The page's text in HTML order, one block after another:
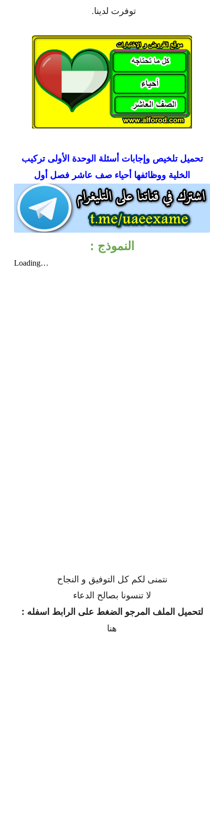
توفرت لدينا.
تحميلتلخيص وإجابات أسئلة الوحدة الأولى تركيب
الخلية ووظائفها أحياء صف عاشر فصل أول
النموذج :
نتمنى لكم كل التوفيق و النجاح
لا تنسونا بصالح الدعاء
لتحميل الملف المرجو الضغط على الرابط اسفله :
هنا